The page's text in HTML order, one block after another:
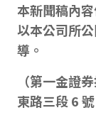
本新聞稿內
以本公司所
導。
（第一金證
東路三段 6